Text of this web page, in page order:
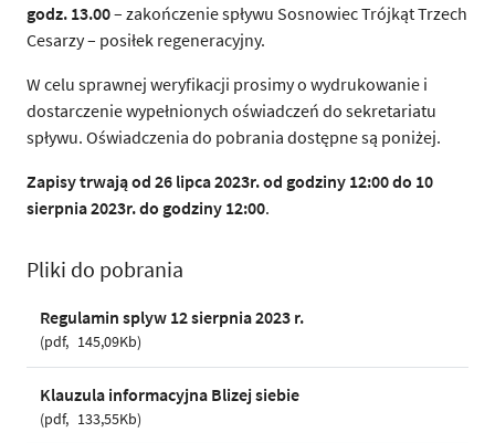
godz. 13.00– zakończenie spływu Sosnowiec Trójkąt Trzech
Cesarzy – posiłek regeneracyjny.
W celu sprawnej weryfikacji prosimy o wydrukowanie i
dostarczenie wypełnionych oświadczeń do sekretariatu
spływu. Oświadczenia do pobrania dostępne są poniżej.
Zapisy trwają od 26 lipca 2023r. od godziny 12:00 do 10
sierpnia 2023r. do godziny 12:00.
Pliki do pobrania
Regulamin splyw 12 sierpnia 2023 r.
pdf 145,09Kb
Klauzula informacyjna Blizej siebie
pdf 133,55Kb